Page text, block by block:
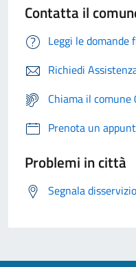
Contatta il
Leggi le domande
Richiedi
Chiama il
Prenota un
Problemi in città
Segnala disservizio